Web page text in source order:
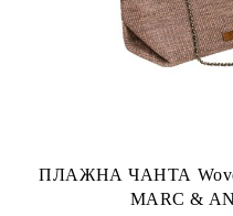
ПЛАЖНА ЧАНТА Woven bags
MARC &